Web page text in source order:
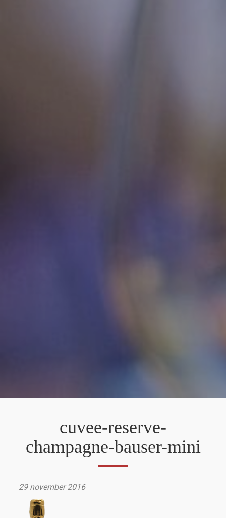
cuvee-reserve-
champagne-bauser-mini
29 november 2016